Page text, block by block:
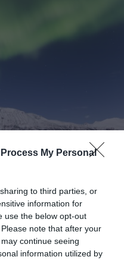
My Personal
to third parties, or
information for
use the below opt-out
note that after your
continue seeing
information utilized by
:Pour rendre votre
agréable, vous pouvez
et des activités
de chance de vivre une